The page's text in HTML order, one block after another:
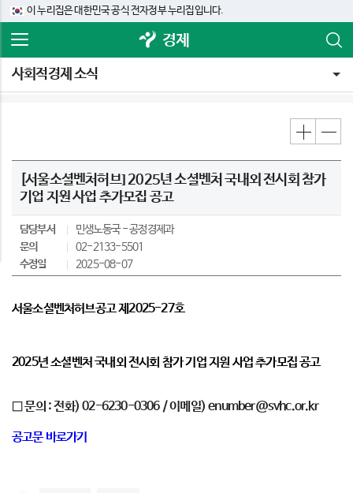
이 누리집은 대한민국 공식 전자정부 누리집입니다.
경제
사회적경제 소식
[서울소셜벤처허브] 2025년 소셜벤처 국내외 전시회 참가
기업 지원 사업 추가모집 공고
담당부서 민생노동국
공정경제과
문의
02-2133-5501
수정일
2025-08-07
서울소셜벤처허브공고 제2025-27호
2025년 소셜벤처 국내외 전시회 참가 기업 지원 사업 추가모집 공고
□문의 :전화) 02-6230-0306 /이메일) enumber@svhc.or.kr
공고문 바로가기